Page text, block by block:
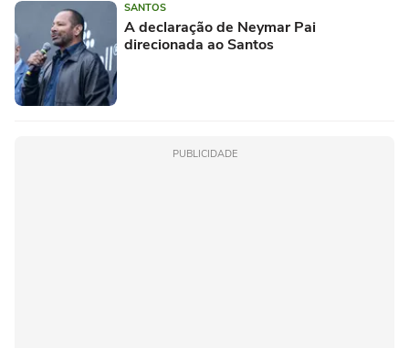
SANTOS
A declaração de Neymar Pai
direcionada ao Santos
PUBLICIDADE